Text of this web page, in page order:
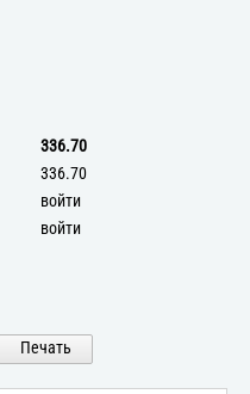
336.70
336.70
войти
войти
Печать